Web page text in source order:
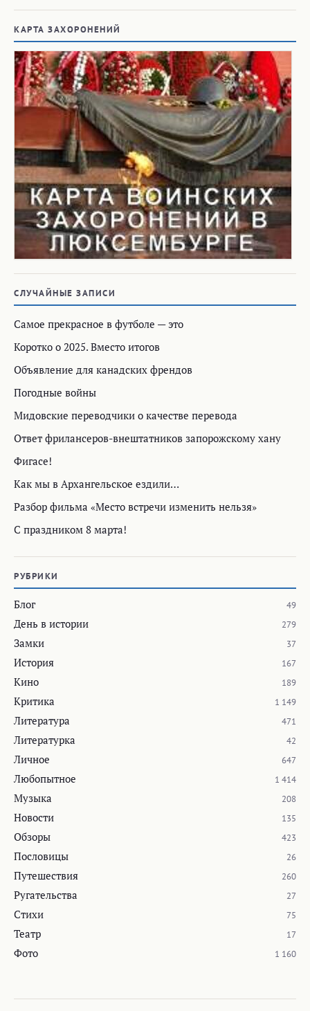
КАРТА ЗАХОРОНЕНИЙ
СЛУЧАЙНЫЕ ЗАПИСИ
Самое прекрасное в футболе — это
Коротко о 2025. Вместо итогов
Объявление для канадских френдов
Погодные войны
Мидовские переводчики о качестве перевода
Ответ фрилансеров-внештатников запорожскому хану
Фигасе!
Как мы в Архангельское ездили…
Разбор фильма «Место встречи изменить нельзя»
С праздником 8 марта!
РУБРИКИ
Блог 49
День в истории 279
Замки 37
История 167
Кино 189
Критика 1 149
Литература 471
Литературка 42
Личное 647
Любопытное 1 414
Музыка 208
Новости 135
Обзоры 423
Пословицы 26
Путешествия 260
Ругательства 27
Стихи 75
Театр 17
Фото 1 160